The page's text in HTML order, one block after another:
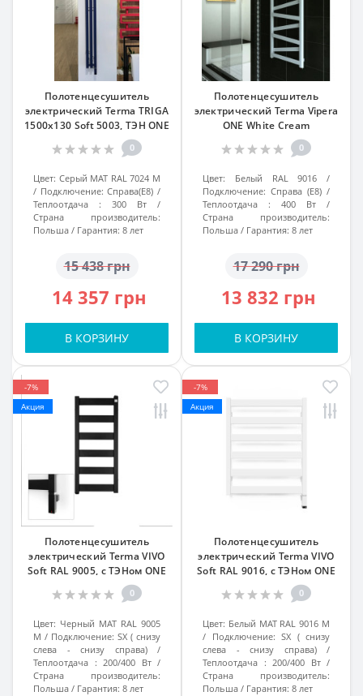
Полотенцесушитель
электрический Terma TRIGA
1500x130 Soft 5003, ТЭН ONE
0
Цвет: Серый МАТ RAL 7024 M
Подключение: Справа(Е8)
Теплоотдача :
300 Вт
Страна производитель:
Польша
Гарантия: 8 лет
15 438 грн
14 357 грн
В КОРЗИНУ
Полотенцесушитель
электрический Terma Vipera
ONE White Cream
0
Цвет:
Белый RAL 9016
Подключение: Справа (Е8)
Теплоотдача :
400 Вт
Страна производитель:
Польша
Гарантия: 8 лет
17 290 грн
13 832 грн
В КОРЗИНУ
-7%
Акция
Полотенцесушитель
электрический Terma VIVO
Soft RAL 9005, с ТЭНом ONE
0
Цвет: Черный МАТ RAL 9005
M
Подключение: SX ( снизу
слева - снизу справа)
Теплоотдача : 200/400 Вт
Страна производитель:
Польша
Гарантия: 8 лет
-7%
Акция
Полотенцесушитель
электрический Terma VIVO
Soft RAL 9016, с ТЭНом ONE
0
Цвет: Белый МАТ RAL 9016 M
Подключение: SX ( снизу
слева - снизу справа)
Теплоотдача : 200/400 Вт
Страна производитель:
Польша
Гарантия: 8 лет